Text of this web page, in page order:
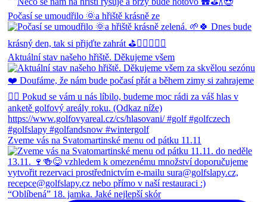
Počasí se umoudřilo 🌞a hřiště krásně ze
Aktuální stav našeho hřiště. Děkujeme všem
Zveme vás na Svatomartinské menu od pátku 11.11
“Oblíbená” 18. jamka. Jaké nejlepší skór